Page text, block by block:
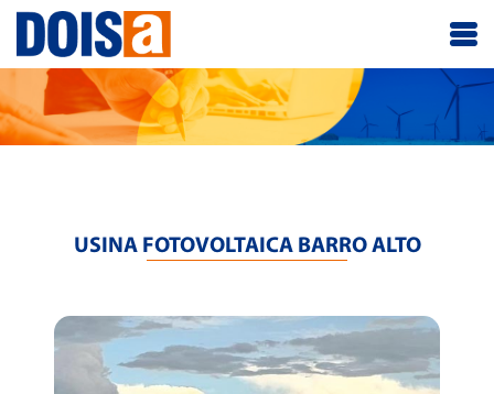
USINA FOTOVOLTAICA BARRO ALTO